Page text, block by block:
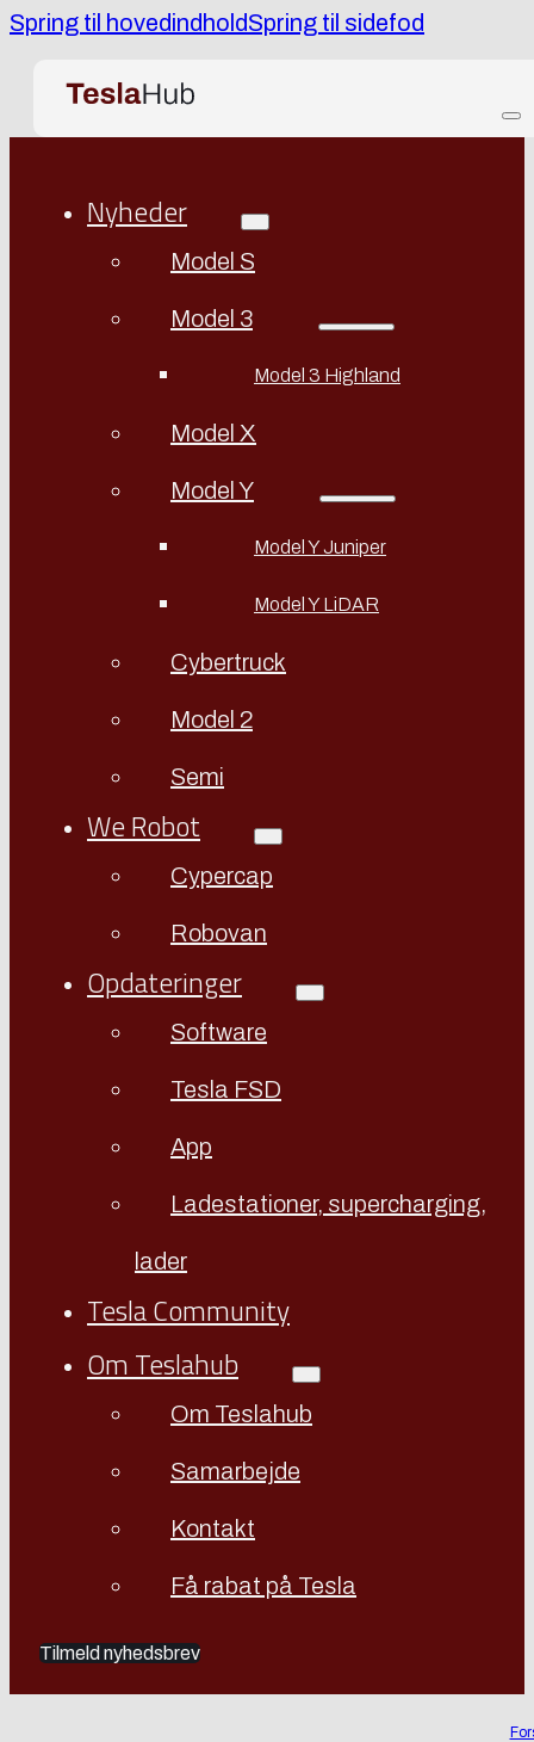
Spring til hovedindholdSpring til sidefod
Nyheder
Model S
Model 3
Model 3 Highland
Model X
Model Y
Model Y Juniper
Model Y LiDAR
Cybertruck
Model 2
Semi
We Robot
Cypercap
Robovan
Opdateringer
Software
Tesla FSD
App
Ladestationer, supercharging,
lader
Tesla Community
Om Teslahub
Om Teslahub
Samarbejde
Kontakt
Få rabat på Tesla
Tilmeld nyhedsbrev